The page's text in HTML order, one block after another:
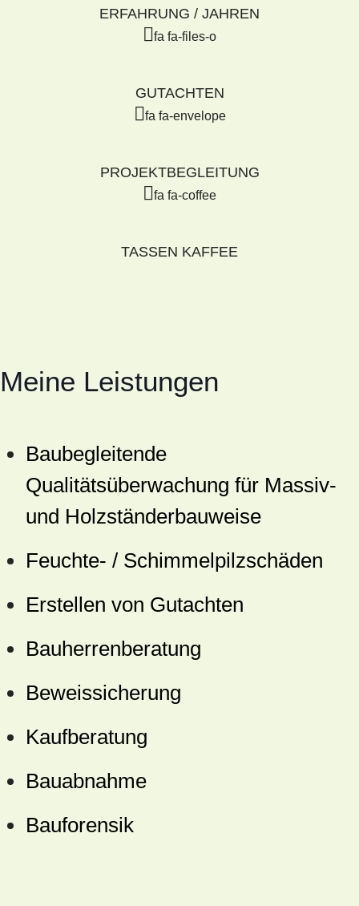
ERFAHRUNG / JAHREN
fa fa-files-o
GUTACHTEN
fa fa-envelope
PROJEKTBEGLEITUNG
fa fa-coffee
TASSEN KAFFEE
Meine Leistungen
Baubegleitende
Qualitätsüberwachung für Massiv-
und Holzständerbauweise
Feuchte- / Schimmelpilzschäden
Erstellen von Gutachten
Bauherrenberatung
Beweissicherung
Kaufberatung
Bauabnahme
Bauforensik